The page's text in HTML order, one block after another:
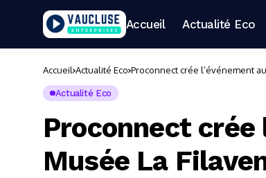
Accueil Actualité Eco
Accueil Actualité Eco Proconnect crée l’événement
Actualité Eco
Proconnect crée
Musée La